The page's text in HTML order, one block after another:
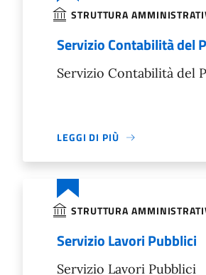
STRUTTURA
Servizio Contabilità del
Servizio Contabilità del
LEGGI DI PIÙ
STRUTTURA
Servizio Lavori Pubblici
Servizio Lavori Pubblici